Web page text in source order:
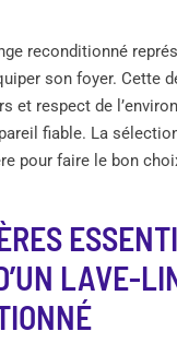
reconditionné
son foyer. Cette
et respect de
fiable. La
pour faire le bon
LAVE-